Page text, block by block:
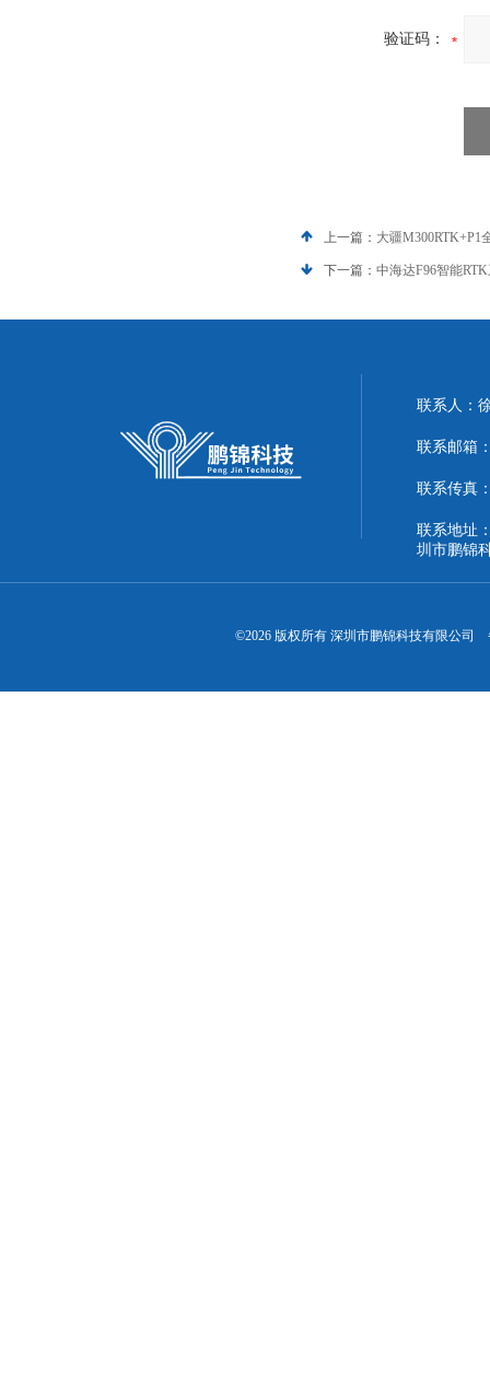
验证码：
上一篇： 大疆M300RTK+P1
下一篇： 中海达F96智能
联系人：
联系邮箱
联系传真
联系地址
圳市鹏锦
©2026 版权所有 深圳市鹏锦科技有限公司